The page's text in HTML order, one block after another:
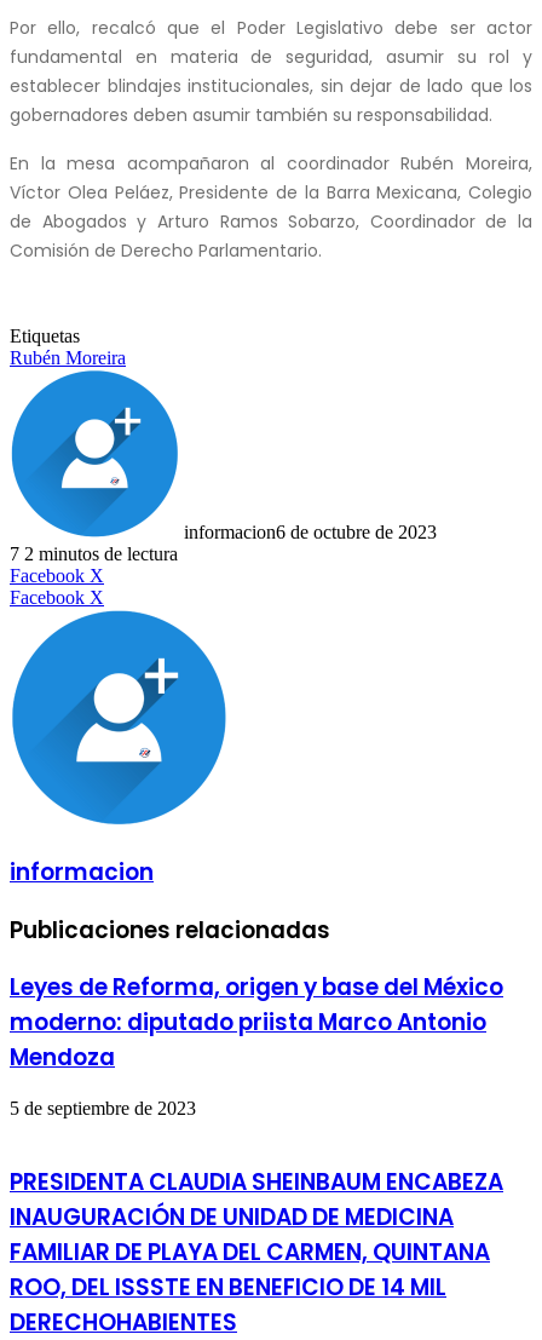
Por ello, recalcó que el Poder Legislativo debe ser actor
fundamental en materia de seguridad, asumir su rol y
establecer blindajes institucionales, sin dejar de lado que los
gobernadores deben asumir también su responsabilidad.
En la mesa acompañaron al coordinador Rubén Moreira,
Víctor Olea Peláez, Presidente de la Barra Mexicana, Colegio
de Abogados y Arturo Ramos Sobarzo, Coordinador de la
Comisión de Derecho Parlamentario.
Etiquetas
Rubén Moreira
informacion6 de octubre de 2023
7 2 minutos de lectura
Facebook X
Facebook X
por
electrónico
informacion
Publicaciones relacionadas
Leyes de Reforma, origen y base del México
moderno: diputado priista Marco Antonio
Mendoza
5 de septiembre de 2023
PRESIDENTA CLAUDIA SHEINBAUM ENCABEZA
INAUGURACIÓN DE UNIDAD DE MEDICINA
FAMILIAR DE PLAYA DEL CARMEN, QUINTANA
ROO, DEL ISSSTE EN BENEFICIO DE 14 MIL
DERECHOHABIENTES